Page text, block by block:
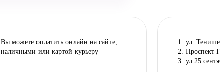
Вы можете оплатить онлайн на сайте,
наличными или картой курьеру
1. ул.
2. Проспект
3. ул.25